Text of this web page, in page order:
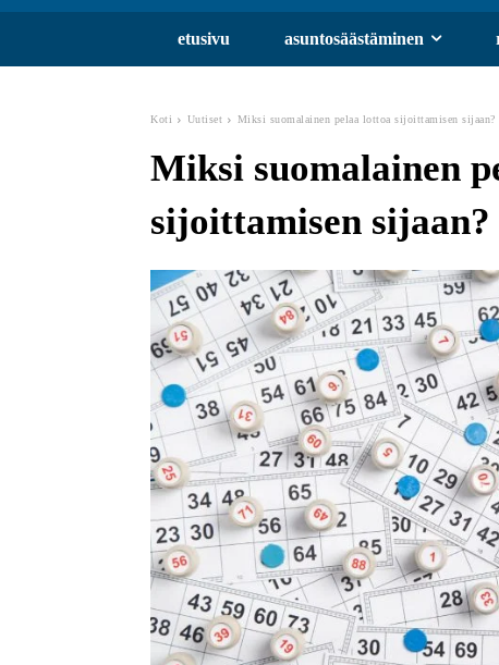
etusivu asuntosäästäminen
Koti Uutiset Miksi suomalainen pelaa lottoa sijoittamisen sijaan?
Miksi suomalainen
sijoittamisen sijaan?